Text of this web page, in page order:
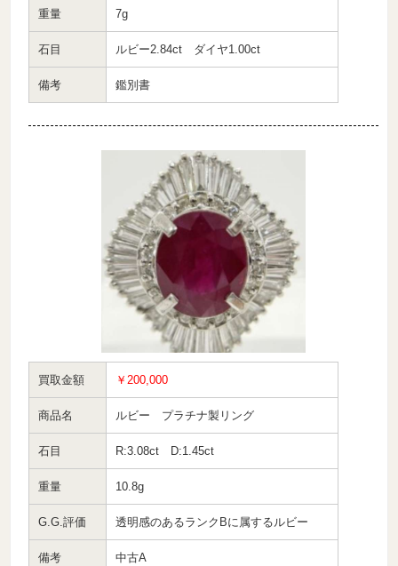
重量 7g
石目 ルビー2.84ct ダイヤ1.00ct
備考 鑑別書
買取金額 ￥200,000
商品名 ルビー プラチナ製リング
石目 R:3.08ct D:1.45ct
重量 10.8g
G.G.評価 透明感のあるランクBに属するルビー
備考
中古A